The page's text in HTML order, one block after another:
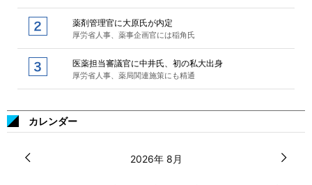
薬剤管理官に大原氏が内定
厚労省人事、薬事企画官には稲角氏
医薬担当審議官に中井氏、初の私大出身
厚労省人事、薬局関連施策にも精通
カレンダー
2026年 8月